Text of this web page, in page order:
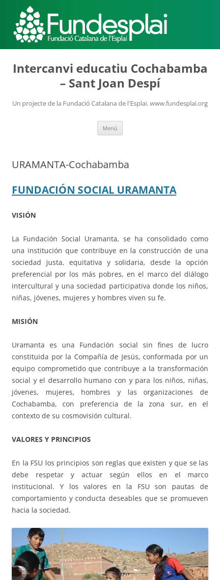
Intercanvi educatiu Cochabamba
– Sant Joan Despí
Un projecte de la Fundació Catalana de l'Esplai. www.fundesplai.org
Menú
URAMANTA-Cochabamba
FUNDACIÓN SOCIAL URAMANTA
VISIÓN
La Fundación Social Uramanta, se ha consolidado como
una institución que contribuye en la construcción de una
sociedad justa, equitativa y solidaria, desde la opción
preferencial por los más pobres, en el marco del diálogo
intercultural y una sociedad participativa donde los niños,
niñas, jóvenes, mujeres y hombres viven su fe.
MISIÓN
Uramanta es una Fundación social sin fines de lucro
constituida por la Compañía de Jesús, conformada por un
equipo comprometido que contribuye a la transformación
social y el desarrollo humano con y para los niños, niñas,
jóvenes, mujeres, hombres y las organizaciones de
Cochabamba, con preferencia de la zona sur, en el
contexto de su cosmovisión cultural.
VALORES Y PRINCIPIOS
En la FSU los principios son reglas que existen y que se las
debe respetar y actuar según ellos en el marco
institucional. Y los valores en la FSU son pautas de
comportamiento y conducta deseables que se promueven
hacia la sociedad.
MÓN ESCOLAR
ALBERG CENTRE ESPLAI
ACCIÓ SOCIAL I JOVES
ESPLAIS
CONEIX FUNDESPLAI
La Fundació
L'equip
Missió i valors
Memòria d'activitats
Proposta educativa